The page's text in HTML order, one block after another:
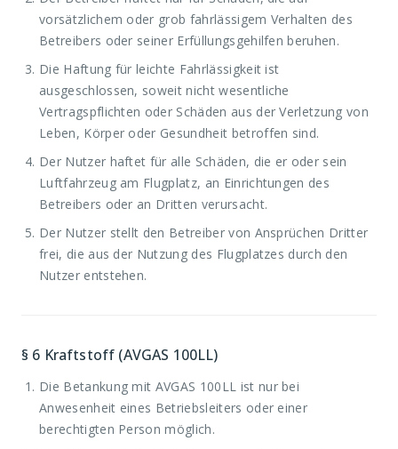
vorsätzlichem oder grob fahrlässigem Verhalten des
Betreibers oder seiner Erfüllungsgehilfen beruhen.
Die Haftung für leichte Fahrlässigkeit ist
ausgeschlossen, soweit nicht wesentliche
Vertragspflichten oder Schäden aus der Verletzung von
Leben, Körper oder Gesundheit betroffen sind.
Der Nutzer haftet für alle Schäden, die er oder sein
Luftfahrzeug am Flugplatz, an Einrichtungen des
Betreibers oder an Dritten verursacht.
Der Nutzer stellt den Betreiber von Ansprüchen Dritter
frei, die aus der Nutzung des Flugplatzes durch den
Nutzer entstehen.
§ 6 Kraftstoff (AVGAS 100LL)
Die Betankung mit AVGAS 100LL ist nur bei
Anwesenheit eines Betriebsleiters oder einer
berechtigten Person möglich.